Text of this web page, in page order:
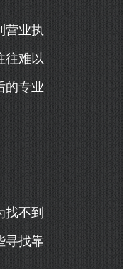
营业执
往难以
的专业
不到
寻找靠